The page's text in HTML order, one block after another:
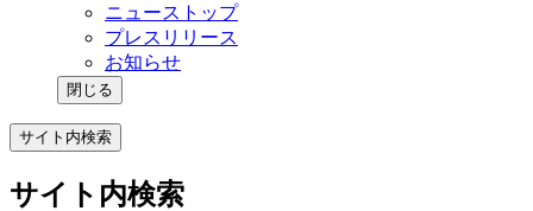
ニューストップ
プレスリリース
お知らせ
閉じる
サイト内検索
サイト内検索